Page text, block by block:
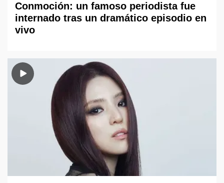
Conmoción: un famoso periodista fue
internado tras un dramático episodio en
vivo